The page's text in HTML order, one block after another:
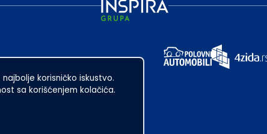
korisničko iskustvo.
sa korišćenjem kolačića.